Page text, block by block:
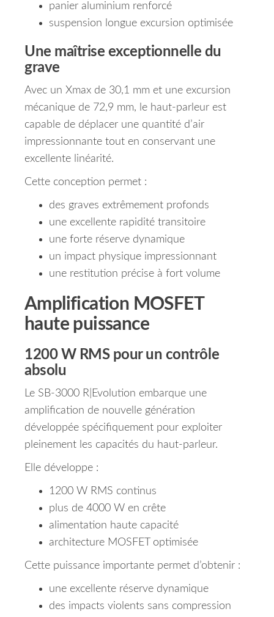
panier aluminium renforcé
suspension longue excursion optimisée
Une maîtrise exceptionnelle du
grave
Avec un Xmax de 30,1 mm et une excursion
mécanique de 72,9 mm, le haut-parleur est
capable de déplacer une quantité d’air
impressionnante tout en conservant une
excellente linéarité.
Cette conception permet :
des graves extrêmement profonds
une excellente rapidité transitoire
une forte réserve dynamique
un impact physique impressionnant
une restitution précise à fort volume
Amplification MOSFET
haute puissance
1200 W RMS pour un contrôle
absolu
Le SB-3000 R|Evolution embarque une
amplification de nouvelle génération
développée spécifiquement pour exploiter
pleinement les capacités du haut-parleur.
Elle développe :
1200 W RMS continus
plus de 4000 W en crête
alimentation haute capacité
architecture MOSFET optimisée
Cette puissance importante permet d’obtenir :
une excellente réserve dynamique
des impacts violents sans compression